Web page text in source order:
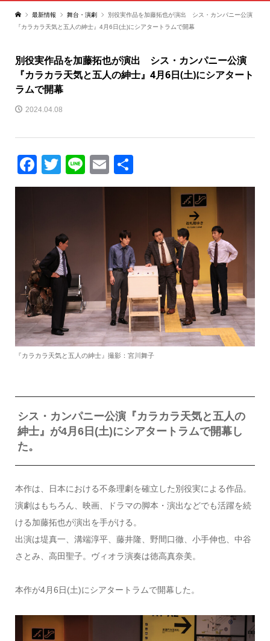
最新情報 舞台・演劇
別役実作品を加藤拓也が演出 シス・カンパニー公演
『カラカラ天気と五人の紳士』4月6日(土)にシアタートラムで開幕
別役実作品を加藤拓也が演出 シス・カンパニー公演
『カラカラ天気と五人の紳士』4月6日(土)にシアタート
ラムで開幕
2024.04.08
Facebook
Twitter
LineEmail
有
『カラカラ天気と五人の紳士』撮影：宮川舞子
シス・カンパニー公演『カラカラ天気と五人の
紳士』が4月6日(土)にシアタートラムで開幕し
た。
本作は、日本における不条理劇を確立した別役実による作品。
演劇はもちろん、映画、ドラマの脚本・演出などでも活躍を続
ける加藤拓也が演出を手がける。
出演は堤真一、溝端淳平、藤井隆、野間口徹、小手伸也、中谷
さとみ、高田聖子。ヴィオラ演奏は徳高真奈美。
本作が4月6日(土)にシアタートラムで開幕した。